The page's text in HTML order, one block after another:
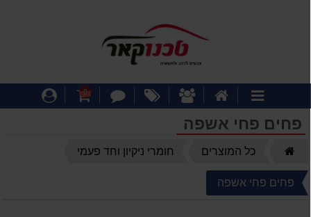
קטגוריותהבית
אודותינומבצעיםצור
עגלת
0
פחים פחי אשפה
כל המוצרים חומרי ניקיון וחד פעמי
פחים פחי אשפה